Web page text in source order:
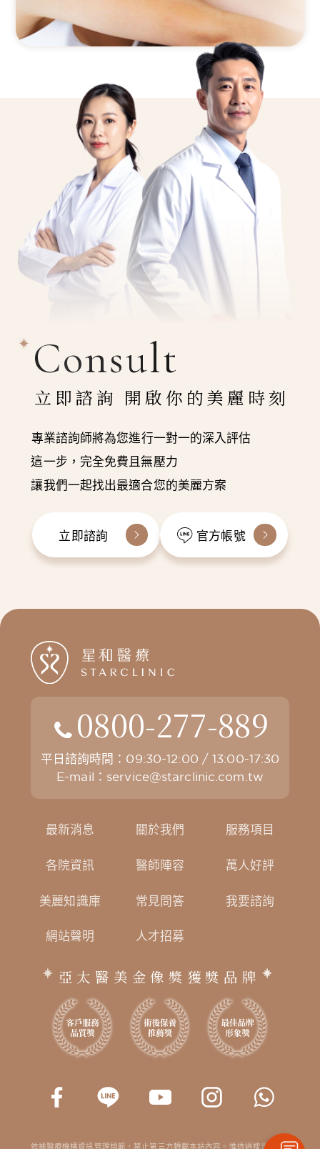
Consult
立即諮詢 開啟你的美麗時刻
專業諮詢師將為您進行一對一的深入評估
這一步，完全免費且無壓力
讓我們一起找出最適合您的美麗方案
立即諮詢 官方帳號
0800-277-889
平日諮詢時間：09:30-12:00 / 13:00-17:30
E-mail： service@starclinic.com.tw
最新消息 關於我們 服務項目
各院資訊 醫師陣容 萬人好評
美麗知識庫 常見問答 我要諮詢
網站聲明 人才招募
亞太醫美金像獎獲獎品牌
依據醫療機構資訊管理規範，禁止第三方轉載本站內容。惟透過搜尋